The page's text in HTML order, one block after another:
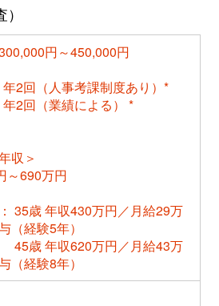
円～450,000円
2回（人事考課制度あり）*
2回（業績による） *
収＞
～690万円
35歳 年収430万円／月給29万
（経験5年）
年収620万円／月給43万
（経験8年）